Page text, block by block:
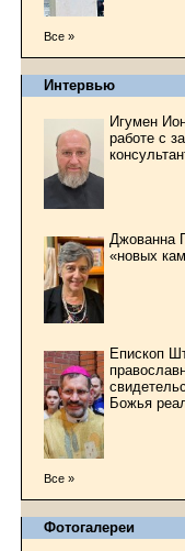
Все »
Интервью
Игумен
работе с
Джованна
«новых
Епископ
Божья
Все »
Фотогалереи